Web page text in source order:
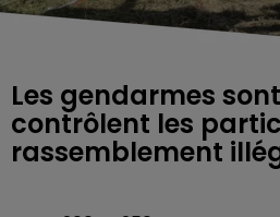
Les gendarmes
contrôlent les
rassemblement